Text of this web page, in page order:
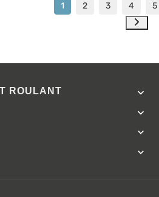
1 2 3 4 5
ROULANT 


